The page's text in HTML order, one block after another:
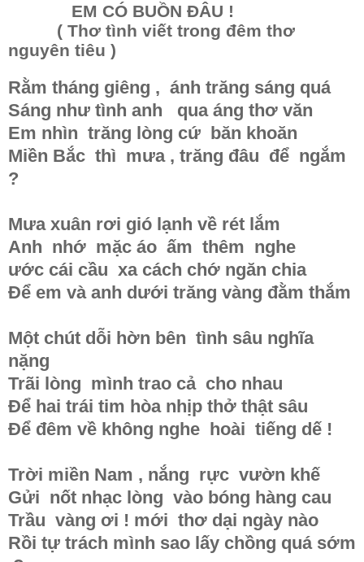
EM CÓ BUỒN ĐÂU !
( Thơ tình viết trong đêm thơ
nguyên tiêu )
Rằm tháng giêng , ánh trăng sáng quá
Sáng như tình anh qua áng thơ văn
Em nhìn trăng lòng cứ băn khoăn
Miền Bắc thì mưa , trăng đâu để ngắm
?
Mưa xuân rơi gió lạnh về rét lắm
Anh nhớ mặc áo ấm thêm nghe
ước cái cầu xa cách chớ ngăn chia
Để em và anh dưới trăng vàng đằm thắm
Một chút dỗi hờn bên tình sâu nghĩa
nặng
Trãi lòng mình trao cả cho nhau
Để hai trái tim hòa nhịp thở thật sâu
Để đêm về không nghe hoài tiếng dế !
Trời miền Nam , nắng rực vườn khế
Gửi nốt nhạc lòng vào bóng hàng cau
Trầu vàng ơi ! mới thơ dại ngày nào
Rồi tự trách mình sao lấy chồng quá sớm